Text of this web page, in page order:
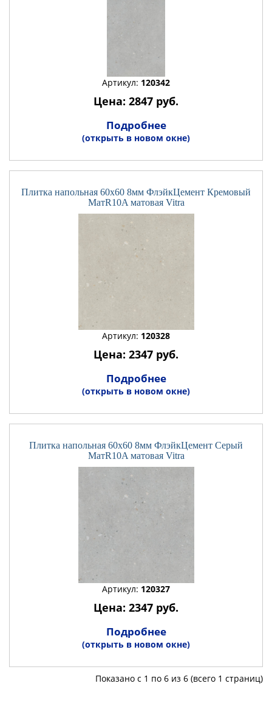
Артикул: 120342
Цена: 2847 руб.
Подробнее
(открыть в новом окне)
Плитка напольная 60x60 8мм ФлэйкЦемент Кремовый
МатR10A матовая Vitra
Артикул: 120328
Цена: 2347 руб.
Подробнее
(открыть в новом окне)
Плитка напольная 60x60 8мм ФлэйкЦемент Серый
МатR10A матовая Vitra
Артикул: 120327
Цена: 2347 руб.
Подробнее
(открыть в новом окне)
Показано с 1 по 6 из 6 (всего 1 страниц)